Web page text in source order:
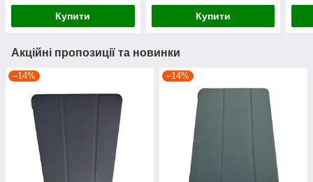
Купити Купити
Акційні пропозиції та новинки
–14% –14%